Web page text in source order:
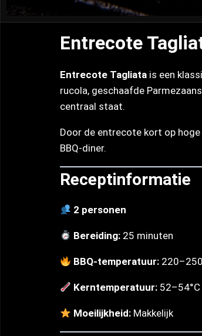
Entrecote
Entrecote Tagliata is een
rucola, geschaafde
centraal staat.
Door de entrecote kort op
BBQ-diner.
Receptinformatie
2 personen
Bereiding: 25 minuten
BBQ-temperatuur:
Kerntemperatuur:
Moeilijkheid: Makkelijk